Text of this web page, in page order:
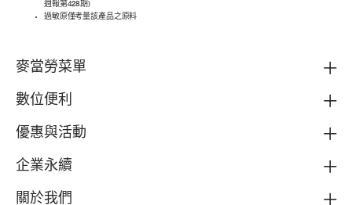
週報第428期)
過敏原僅考量該產品之原料
麥當勞菜單
數位便利
優惠與活動
企業永續
關於我們